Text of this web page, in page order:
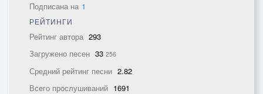
Подписана на 1
РЕЙТИНГИ
Рейтинг автора 293
Загружено песен 33 256
Средний рейтинг песни 2.82
Всего прослушиваний 1691